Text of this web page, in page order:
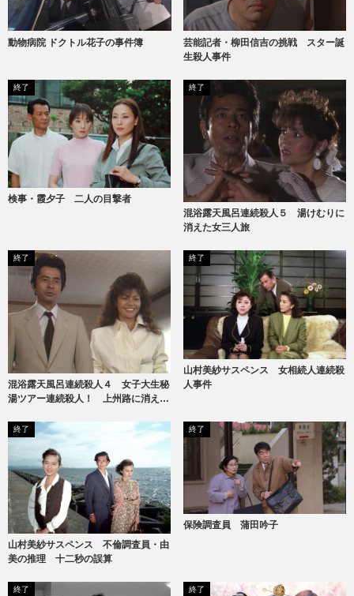
動物病院 ドクトル花子の事件簿
芸能記者・柳田信吉の挑戦 スター誕
生殺人事件
終了
検事・霞夕子 二人の目撃者
終了
混浴露天風呂連続殺人５ 湯けむりに
消えた女三人旅
終了
混浴露天風呂連続殺人４ 女子大生秘
湯ツアー連続殺人！ 上州路に消えた
終了
山村美紗サスペンス 女相続人連続殺
人事件
終了
山村美紗サスペンス 不倫調査員・由
美の推理 十二秒の誤算
終了
保険調査員 蒲田吟子
終了 終了